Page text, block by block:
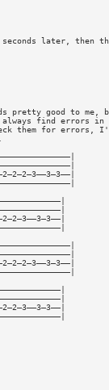
seconds later,
pretty good to me,
find errors in
them for errors,